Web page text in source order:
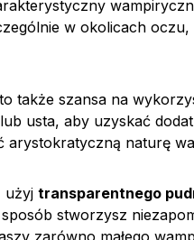
w okolicach
to także szansa na
usta, aby uzyskać
arystokratyczną naturę
użyj transparentnego
stworzysz
zarówno małego